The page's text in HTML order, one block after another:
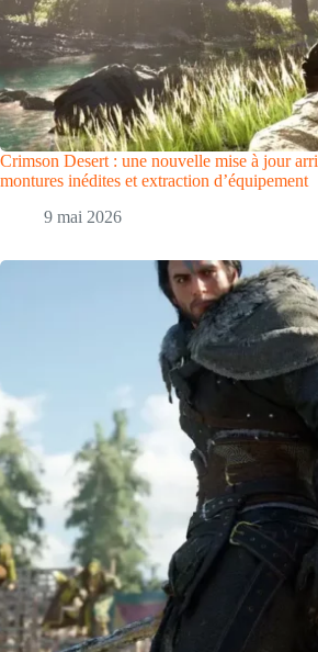
Crimson Desert : une nouvelle mise à jour
montures inédites et extraction d’équipement
9 mai 2026